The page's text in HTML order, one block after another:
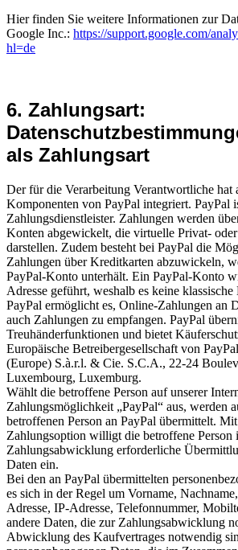
Hier finden Sie weitere Informationen zur
Google Inc.: https://support.google.com/
hl=de
6. Zahlungsart:
als Zahlungsart
Der für die Verarbeitung Verantwortliche hat
Komponenten von PayPal integriert. PayPal
Zahlungsdienstleister. Zahlungen werden
Konten abgewickelt, die virtuelle Privat-
darstellen. Zudem besteht bei PayPal die
Zahlungen über Kreditkarten abzuwickeln,
PayPal-Konto unterhält. Ein PayPal-Konto
Adresse geführt, weshalb es keine
PayPal ermöglicht es, Online-Zahlungen an
auch Zahlungen zu empfangen. PayPal
Treuhänderfunktionen und bietet
Europäische Betreibergesellschaft von
(Europe) S.à.r.l. & Cie. S.C.A., 22-24
Luxembourg, Luxemburg.
Wählt die betroffene Person auf unserer
Zahlungsmöglichkeit „PayPal“ aus, werden
betroffenen Person an PayPal übermittelt.
Zahlungsoption willigt die betroffene Person
Zahlungsabwicklung erforderliche
Daten ein.
Bei den an PayPal übermittelten
es sich in der Regel um Vorname,
Adresse, IP-Adresse, Telefonnummer,
andere Daten, die zur Zahlungsabwicklung
Abwicklung des Kaufvertrages notwendig